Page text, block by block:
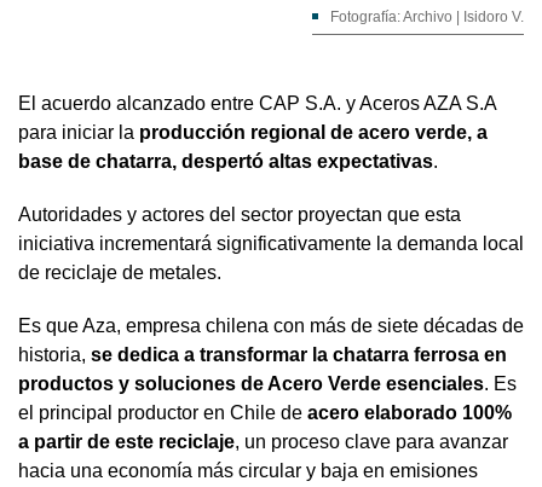
Fotografía: Archivo | Isidoro V.
El acuerdo alcanzado entre CAP S.A. y Aceros AZA S.A
para iniciar la producción regional de acero verde, a
base de chatarra, despertó altas expectativas.
Autoridades y actores del sector proyectan que esta
iniciativa incrementará significativamente la demanda local
de reciclaje de metales.
Es que Aza, empresa chilena con más de siete décadas de
historia, se dedica a transformar la chatarra ferrosa en
productos y soluciones de Acero Verde esenciales. Es
el principal productor en Chile de acero elaborado 100%
a partir de este reciclaje, un proceso clave para avanzar
hacia una economía más circular y baja en emisiones